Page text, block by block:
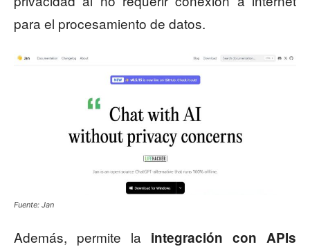
para el procesamiento de datos.
Fuente: Jan
Además, permite la integración con APIs